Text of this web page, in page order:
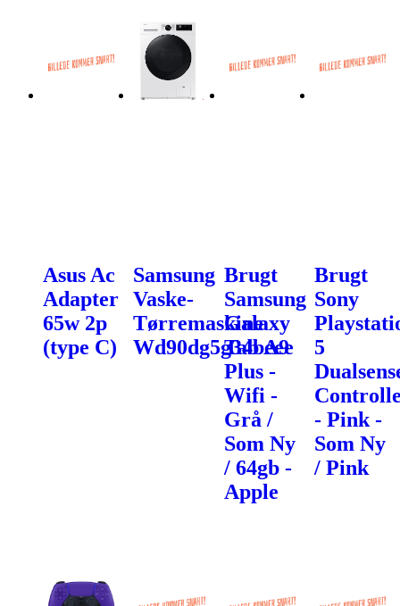
Asus Ac
Adapter
65w 2p
(type C)
Samsung
Vaske-
Tørremaskine
Wd90dg5g34beee
Brugt
Samsung
Galaxy
Tab A9
Plus -
Wifi -
Grå /
Som Ny
/ 64gb -
Apple
Brugt
Sony
5
- Pink -
Som Ny
/ Pink